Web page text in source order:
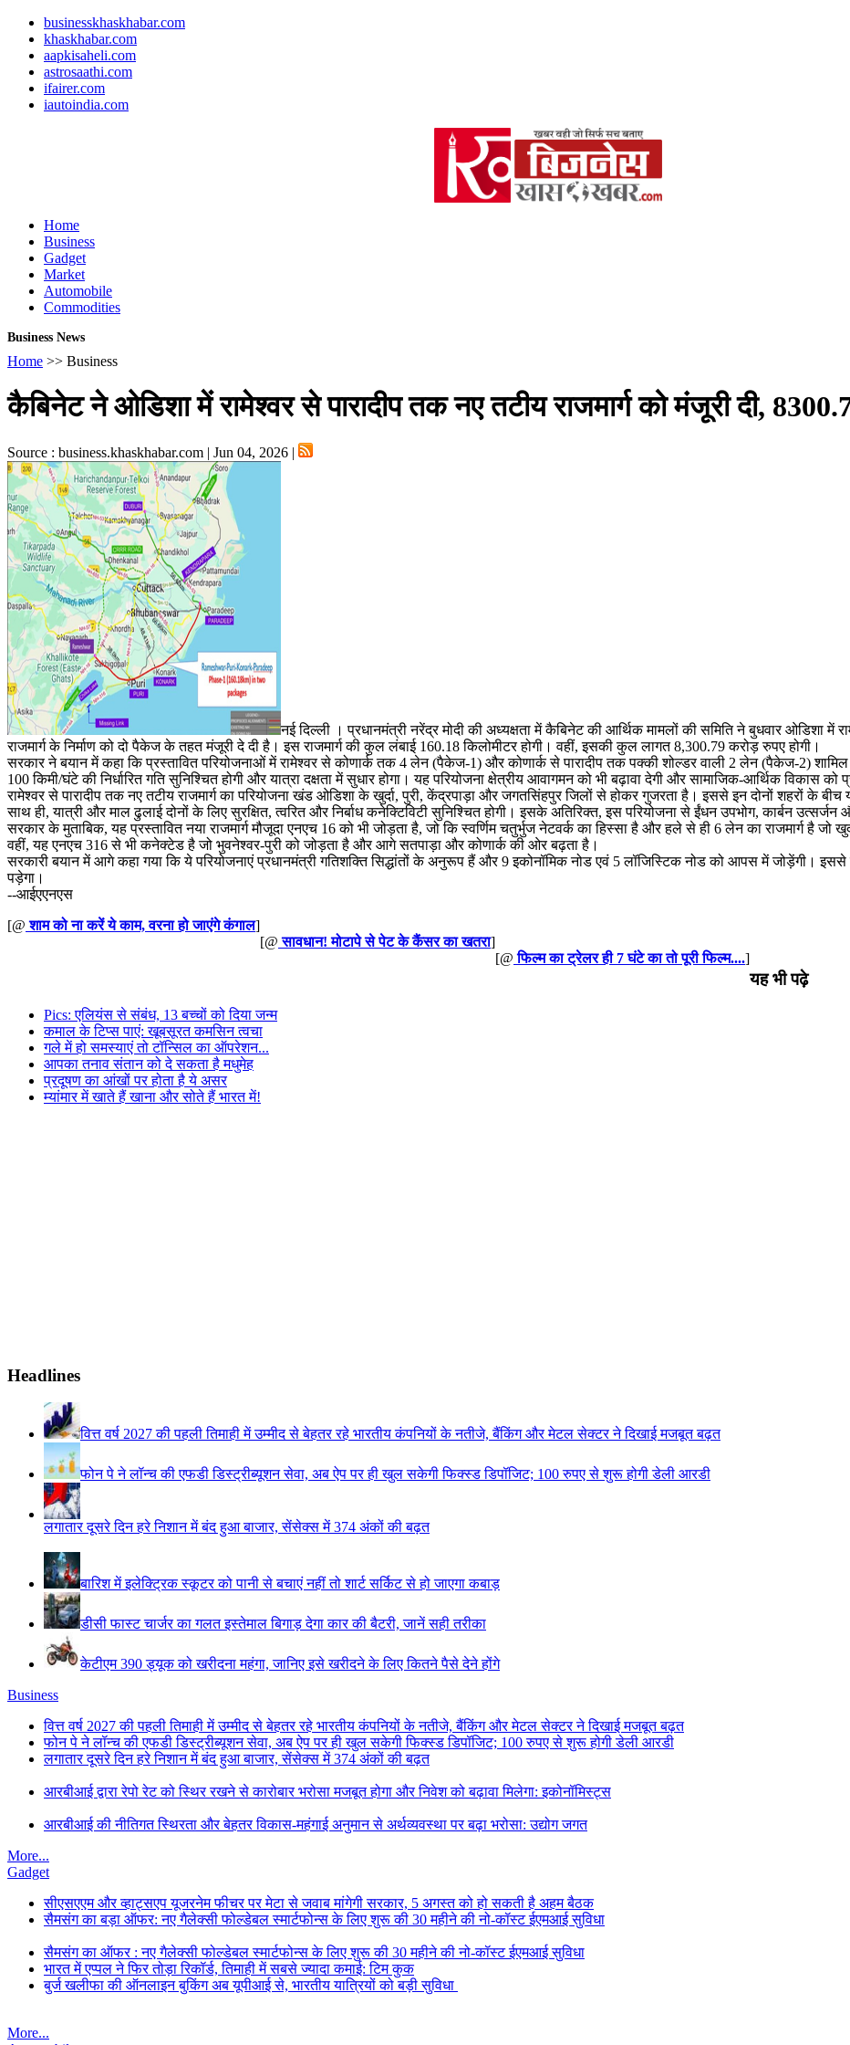
businesskhaskhabar.com
khaskhabar.com
aapkisaheli.com
astrosaathi.com
ifairer.com
iautoindia.com
Home
Business
Gadget
Market
Automobile
Commodities
Business News
Home >> Business
कैबिनेट ने ओडिशा में रामेश्वर से पारादीप तक नए तटीय राजमार्ग को मंजूरी दी,
Source : business.khaskhabar.com | Jun 04, 2026 |
नई दिल्ली । प्रधानमंत्री नरेंद्र मोदी की अध्यक्षता में कैबिनेट की आर्थिक मामलों की समिति ने बुधवार ओडिशा में
राजमार्ग के निर्माण को दो पैकेज के तहत मंजूरी दे दी है। इस राजमार्ग की कुल लंबाई 160.18 किलोमीटर होगी। वहीं, इसकी कुल लागत 8,300.79 करोड़ रुपए होगी।
सरकार ने बयान में कहा कि प्रस्तावित परियोजनाओं में रामेश्वर से कोणार्क तक 4 लेन (पैकेज-1) और कोणार्क से पारादीप तक पक्की शोल्डर वाली 2 लेन (पैकेज-2)
100 किमी/घंटे की निर्धारित गति सुनिश्चित होगी और यात्रा दक्षता में सुधार होगा। यह परियोजना क्षेत्रीय आवागमन को भी बढ़ावा देगी और सामाजिक-आर्थिक विकास को
रामेश्वर से पारादीप तक नए तटीय राजमार्ग का परियोजना खंड ओडिशा के खुर्दा, पुरी, केंद्रपाड़ा और जगतसिंहपुर जिलों से होकर गुजरता है। इससे इन दोनों शहरों के
साथ ही, यात्री और माल ढुलाई दोनों के लिए सुरक्षित, त्वरित और निर्बाध कनेक्टिविटी सुनिश्चित होगी। इसके अतिरिक्त, इस परियोजना से ईंधन उपभोग, कार्बन
सरकार के मुताबिक, यह प्रस्तावित नया राजमार्ग मौजूदा एनएच 16 को भी जोड़ता है, जो कि स्वर्णिम चतुर्भुज नेटवर्क का हिस्सा है और हले से ही 6 लेन का राजमार्ग है
वहीं, यह एनएच 316 से भी कनेक्टेड है जो भुवनेश्वर-पुरी को जोड़ता है और आगे सतपाड़ा और कोणार्क की ओर बढ़ता है।
सरकारी बयान में आगे कहा गया कि ये परियोजनाएं प्रधानमंत्री गतिशक्ति सिद्धांतों के अनुरूप हैं और 9 इकोनॉमिक नोड एवं 5 लॉजिस्टिक नोड को आपस में जोड़ेंगी।
पड़ेगा।
--आईएएनएस
[@ शाम को ना करें ये काम, वरना हो जाएंगे कंगाल]
[@ सावधान! मोटापे से पेट के कैंसर का खतरा]
[@ फिल्म का ट्रेलर ही 7 घंटे का तो पूरी फिल्म....]
यह भी पढ़े
Pics: एलियंस से संबंध, 13 बच्चों को दिया जन्म
कमाल के टिप्स पाएं: खूबसूरत कमसिन त्वचा
गले में हो समस्याएं तो टॉन्सिल का ऑपरेशन...
आपका तनाव संतान को दे सकता है मधुमेह
प्रदूषण का आंखों पर होता है ये असर
म्यांमार में खाते हैं खाना और सोते हैं भारत में!
Headlines
वित्त वर्ष 2027 की पहली तिमाही में उम्मीद से बेहतर रहे भारतीय कंपनियों के नतीजे, बैंकिंग और मेटल सेक्टर ने दिखाई मजबूत बढ़त
फोन पे ने लॉन्च की एफडी डिस्ट्रीब्यूशन सेवा, अब ऐप पर ही खुल सकेगी फिक्स्ड डिपॉजिट; 100 रुपए से शुरू होगी डेली आरडी
लगातार दूसरे दिन हरे निशान में बंद हुआ बाजार, सेंसेक्स में 374 अंकों की बढ़त
बारिश में इलेक्ट्रिक स्कूटर को पानी से बचाएं नहीं तो शार्ट सर्किट से हो जाएगा कबाड़
डीसी फास्ट चार्जर का गलत इस्तेमाल बिगाड़ देगा कार की बैटरी, जानें सही तरीका
केटीएम 390 ड्यूक को खरीदना महंगा, जानिए इसे खरीदने के लिए कितने पैसे देने होंगे
Business
वित्त वर्ष 2027 की पहली तिमाही में उम्मीद से बेहतर रहे भारतीय कंपनियों के नतीजे, बैंकिंग और मेटल सेक्टर ने दिखाई मजबूत बढ़त
फोन पे ने लॉन्च की एफडी डिस्ट्रीब्यूशन सेवा, अब ऐप पर ही खुल सकेगी फिक्स्ड डिपॉजिट; 100 रुपए से शुरू होगी डेली आरडी
लगातार दूसरे दिन हरे निशान में बंद हुआ बाजार, सेंसेक्स में 374 अंकों की बढ़त
आरबीआई द्वारा रेपो रेट को स्थिर रखने से कारोबार भरोसा मजबूत होगा और निवेश को बढ़ावा मिलेगा: इकोनॉमिस्ट्स
आरबीआई की नीतिगत स्थिरता और बेहतर विकास-महंगाई अनुमान से अर्थव्यवस्था पर बढ़ा भरोसा: उद्योग जगत
More...
Gadget
सीएसएएम और व्हाट्सएप यूजरनेम फीचर पर मेटा से जवाब मांगेगी सरकार, 5 अगस्त को हो सकती है अहम बैठक
सैमसंग का बड़ा ऑफर: नए गैलेक्सी फोल्डेबल स्मार्टफोन्स के लिए शुरू की 30 महीने की नो-कॉस्ट ईएमआई सुविधा
सैमसंग का ऑफर : नए गैलेक्सी फोल्डेबल स्मार्टफोन्स के लिए शुरू की 30 महीने की नो-कॉस्ट ईएमआई सुविधा
भारत में एप्पल ने फिर तोड़ा रिकॉर्ड, तिमाही में सबसे ज्यादा कमाई: टिम कुक
बुर्ज खलीफा की ऑनलाइन बुकिंग अब यूपीआई से, भारतीय यात्रियों को बड़ी सुविधा
More...